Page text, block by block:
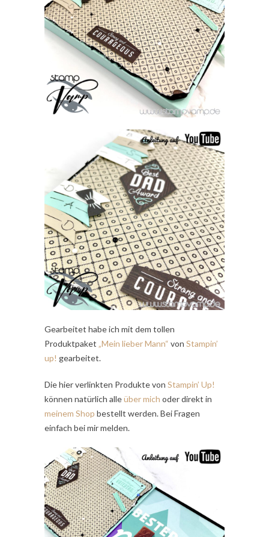
Gearbeitet habe ich mit dem tollen
Produktpaket „Mein lieber Mann“ von Stampin’
up! gearbeitet.
Die hier verlinkten Produkte von Stampin’ Up!
können natürlich alleüber mich oder direkt in
meinem Shop bestellt werden. Bei Fragen
einfach bei mir melden.